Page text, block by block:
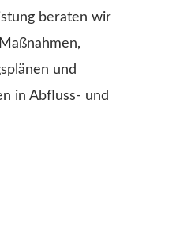
beraten wir
und
in Abfluss- und